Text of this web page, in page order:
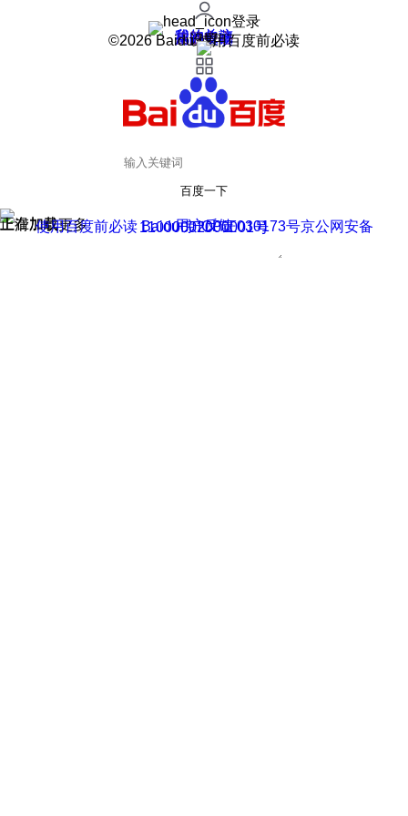
登录
我的关注
我的收藏
皮肤中心
用户反馈
设置
©2026 Baidu 使用百度前必读
百度一下
正在加载
上滑加载更多 用户反馈
使用百度前必读 Baidu 京ICP证030173号
京公网安备11000002000001号